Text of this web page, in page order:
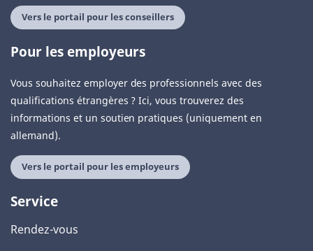
Vers le portail pour les conseillers
Pour les employeurs
Vous souhaitez employer des professionnels avec des
qualifications étrangères ? Ici, vous trouverez des
informations et un soutien pratiques (uniquement en
allemand).
Vers le portail pour les employeurs
Service
Rendez-vous